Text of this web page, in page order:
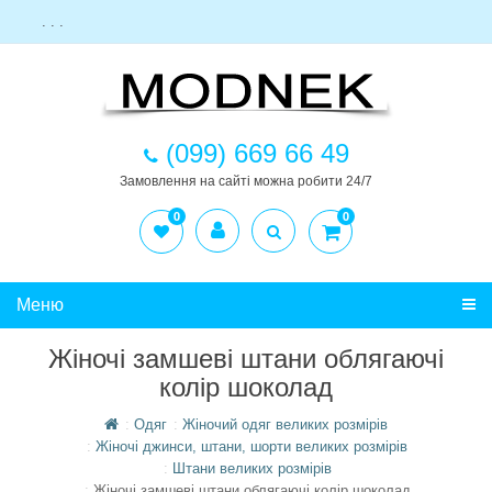
. . .
(099) 669 66 49
Замовлення на сайті можна робити 24/7
0 0
Меню
Жіночі замшеві штани облягаючі
колір шоколад
Одяг
Жіночий одяг великих розмірів
Жіночі джинси, штани, шорти великих розмірів
Штани великих розмірів